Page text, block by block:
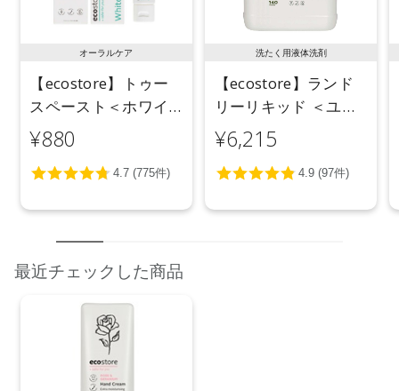
オーラルケア
【ecostore】トゥー
スペースト＜ホワイ
トニング＞ 100g
¥880
洗たく用液体洗剤
【ecostore】ランド
リーリキッド ＜ユー
カリ＞ 5L
¥6,215
最近チェックした商品